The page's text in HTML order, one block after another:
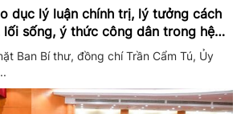
dục lý luận chính trị, lý tưởng cách
lối sống, ý thức công dân trong hệ
dân
Ban Bí thư, đồng chí Trần Cẩm Tú, Ủy